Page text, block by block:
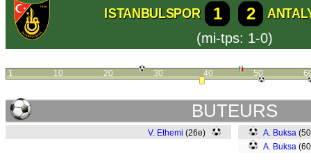
ISTANBULSPOR 1 2
(mi-tps: 1-0)
1 10 20 30 40 50
BUTEURS
V. Ethemi (26e) A. Buksa
A. Buksa